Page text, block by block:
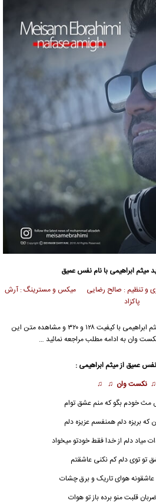
میثم ابراهیمی با نام نفس عمیق
و تنظیم : صالح رضایی میکس و مسترینگ : آرش
پاکزاد
ابراهیمی
با کیفیت ۱۲۸ و ۳۲۰ و مشاهده متن این
وان به ادامه مطلب مراجعه نمائید …
عمیق ازمیثم ابراهیمی :
نکست وان ♫ ♫
خودم بگو که منم عشق توام
که بریزه دلم همنفسم عزیزه دلم
میاد دلم از خدا فقط خودتو میخواد
تو توی دلم کم نکنی عاشقتم
هوای تاریک و برق چشات
قلبت منو برده باز تو هوات